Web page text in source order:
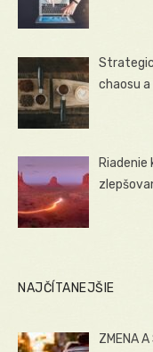
chaosu
Riadenie
NAJČÍTANEJŠIE
ZMENA A